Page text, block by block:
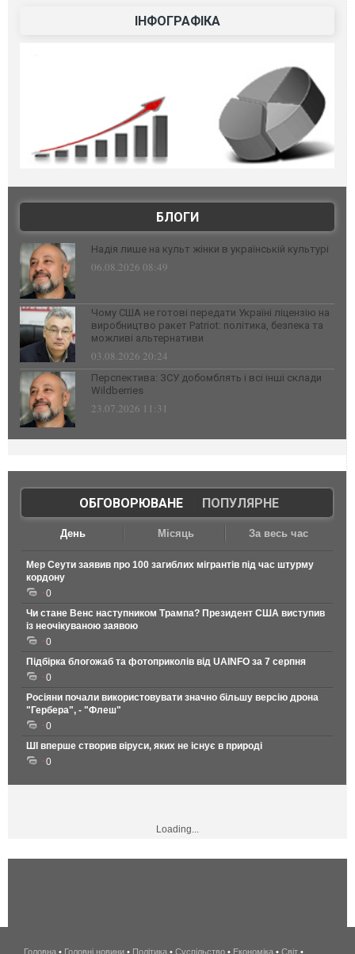
ІНФОГРАФІКА
БЛОГИ
Надія лише на культ жінки в українській культурі
06.08.2026 08:49
Чому США не готові передати Україні ліцензію на
виробництво ракет Patriot: політика, безпека та
можливі альтернативи
03.08.2026 20:24
Перспектива: ЗСУ добомблять і всі інші склади
Wildberries
23.07.2026 11:31
ОБГОВОРЮВАНЕ| ПОПУЛЯРНЕ
День Місяць За весь час
Мер Сеути заявив про 100 загиблих мігрантів під час штурму
кордону
0
Чи стане Венс наступником Трампа? Президент США виступив
із неочікуваною заявою
0
Підбірка блогожаб та фотоприколів від UAINFO за 7 серпня
0
Росіяни почали використовувати значно більшу версію дрона
"Гербера", - "Флеш"
0
ШІ вперше створив віруси, яких не існує в природі
0
Loading...
беспроводной
Головна • Головні новини • Політика • Суспільство • Економіка • Світ •